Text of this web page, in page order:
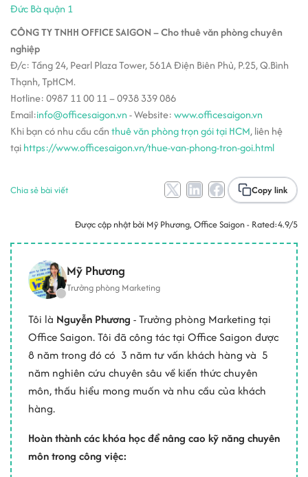
Đức Bà quận 1
CÔNG TY TNHH OFFICE SAIGON – Cho thuê văn phòng chuyên
nghiệp
Đ/c: Tầng 24, Pearl Plaza Tower, 561A Điện Biên Phủ, P.25, Q.Bình
Thạnh, TpHCM.
Hotline: 0987 11 00 11 – 0938 339 086
Email:info@officesaigon.vn- Website:www.officesaigon.vn
Khi bạn có nhu cầu cầnthuê văn phòng trọn gói tại HCM, liên hệ
tạihttps://www.officesaigon.vn/thue-van-phong-tron-goi.html
Chia sẻ bài viết Copy link
Được cập nhật bởi Mỹ Phương, Office Saigon - Rated:4.9/5
Mỹ Phương
Trưởng phòng Marketing
Tôi là Nguyễn Phương - Trưởng phòng Marketing tại
Office Saigon. Tôi đã công tác tại Office Saigon được
8 năm trong đó có 3 năm tư vấn khách hàng và 5
năm nghiên cứu chuyên sâu về kiến thức chuyên
môn, thấu hiểu mong muốn và nhu cầu của khách
hàng.
Hoàn thành các khóa học để nâng cao kỹ năng chuyên
môn trong công việc: